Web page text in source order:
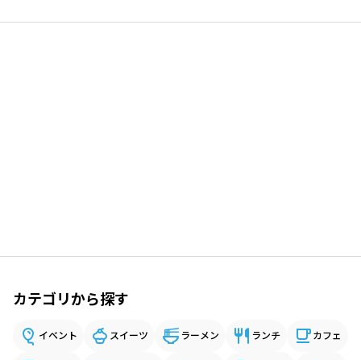
カテゴリから探す
イベント スイーツ ラーメン ランチ カフェ